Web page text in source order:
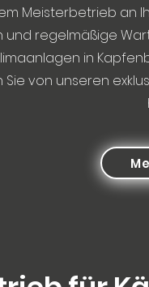
Meisterbetrieb an
und regelmäßige
in
von unseren